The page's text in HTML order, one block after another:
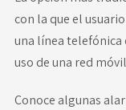
con la que el
una línea telefónica
uso de una red
Conoce algunas